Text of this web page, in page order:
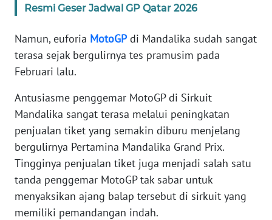
Resmi Geser Jadwal GP Qatar 2026
Namun, euforia MotoGPdi Mandalika sudah sangat
terasa sejak bergulirnya tes pramusim pada
Februari lalu.
Antusiasme penggemar MotoGP di Sirkuit
Mandalika sangat terasa melalui peningkatan
penjualan tiket yang semakin diburu menjelang
bergulirnya Pertamina Mandalika Grand Prix.
Tingginya penjualan tiket juga menjadi salah satu
tanda penggemar MotoGP tak sabar untuk
menyaksikan ajang balap tersebut di sirkuit yang
memiliki pemandangan indah.
Wahana
News
Regional
WN
SUMUT
WN
JAKARTA
WN
JABAR